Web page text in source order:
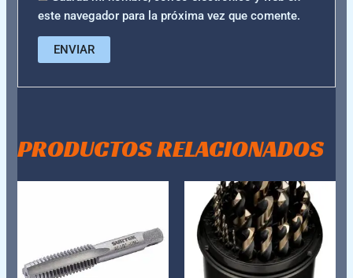
este navegador para la próxima vez que comente.
PRODUCTOS RELACIONADOS